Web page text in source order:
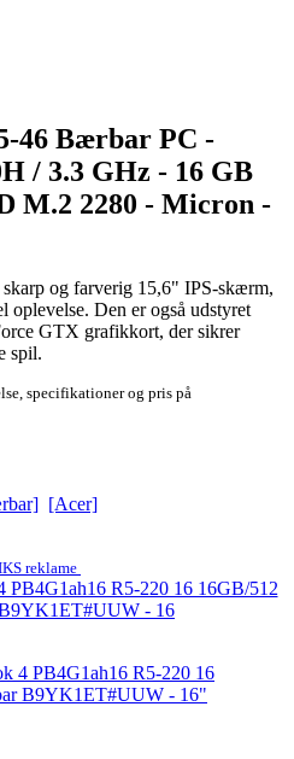
46 Bærbar PC -
/ 3.3 GHz - 16 GB
M.2 2280 - Micron -
og farverig 15,6" IPS-skærm,
oplevelse. Den er også udstyret
GTX grafikkort, der sikrer
spil.
specifikationer og pris på
[Acer]
reklame
4 PB4G1ah16 R5-220 16
B9YK1ET#UUW - 16"